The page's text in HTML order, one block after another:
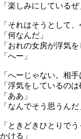
「楽しみにしているぜ
「それはそうとして
「何なんだ」
「おれの女房が浮気を
「へー」
「へーじゃない。相
「浮気をしているの
「ああ」
「なんでそう思うんだ
「ときどきひとりで
かける」